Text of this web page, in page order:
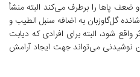
ضعف پاها را برطرف می‌کند البته منشأ
گل‌گاو‌زبان به اضافه سنبل الطیب و
واقع شود، البته برای افرادی که دیابت
نوشیدنی می‌تواند جهت ایجاد آرامش